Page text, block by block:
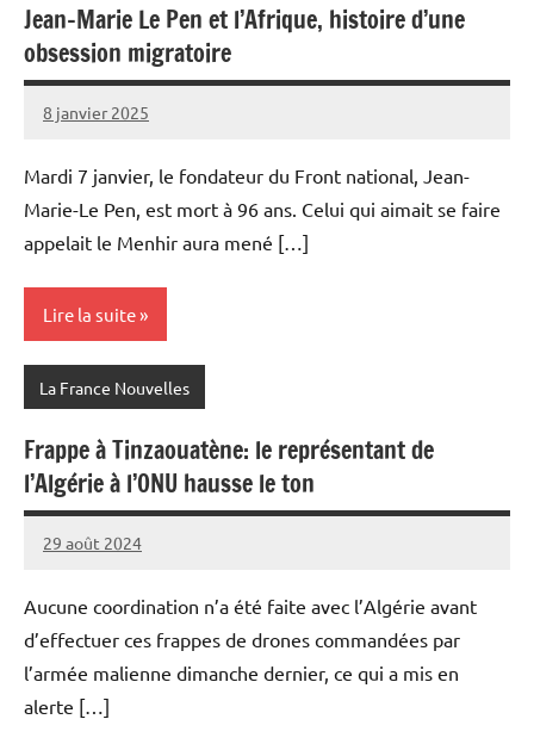
Jean-Marie Le Pen et l’Afrique, histoire d’une
obsession migratoire
8 janvier 2025
Admins
Mardi 7 janvier, le fondateur du Front national, Jean-
Marie-Le Pen, est mort à 96 ans. Celui qui aimait se faire
appelait le Menhir aura mené […]
Lire la suite
La France Nouvelles
Frappe à Tinzaouatène: le représentant de
l’Algérie à l’ONU hausse le ton
29 août 2024
Admins
Aucune coordination n’a été faite avec l’Algérie avant
d’effectuer ces frappes de drones commandées par
l’armée malienne dimanche dernier, ce qui a mis en
alerte […]